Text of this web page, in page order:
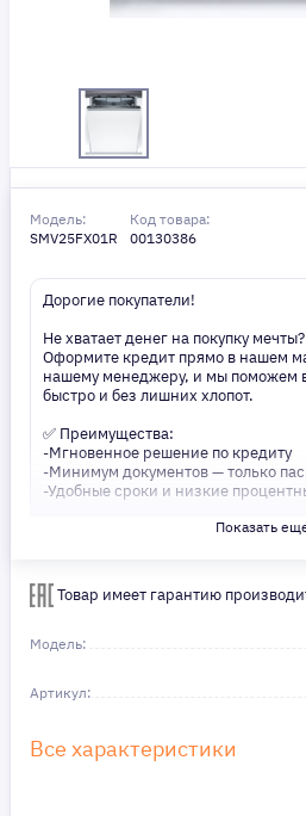
Модель:
SMV25FX01R
Код товара:
00130386
Дорогие покупатели!
Не хватает денег на покупку
Оформите кредит прямо в нашем
нашему менеджеру, и мы поможем
быстро и без лишних хлопот.
✅ Преимущества:
-Мгновенное решение по кредиту
-Минимум документов — только
-Удобные сроки и низкие
Не откладывайте свои желания на
Показать
Товар имеет гарантию
Модель:
Артикул:
Все характеристики